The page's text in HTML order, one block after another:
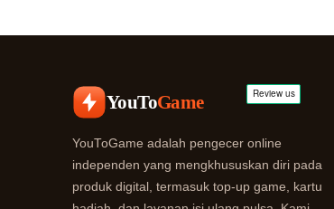
YouToGame
YouToGame adalah pengecer online
independen yang mengkhususkan diri pada
produk digital, termasuk top-up game, kartu